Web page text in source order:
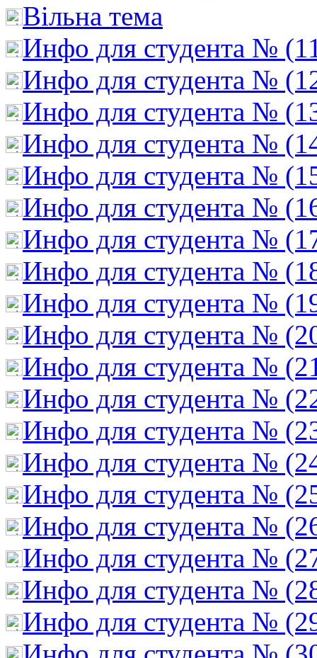
Вільна тема
Инфо для студента №
Инфо для студента №
Инфо для студента №
Инфо для студента №
Инфо для студента №
Инфо для студента №
Инфо для студента №
Инфо для студента №
Инфо для студента №
Инфо для студента №
Инфо для студента №
Инфо для студента №
Инфо для студента №
Инфо для студента №
Инфо для студента №
Инфо для студента №
Инфо для студента №
Инфо для студента №
Инфо для студента №